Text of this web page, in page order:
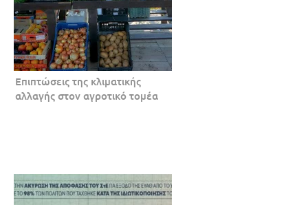
Επιπτώσεις της κλιματικής
αλλαγής στον αγροτικό τομέα